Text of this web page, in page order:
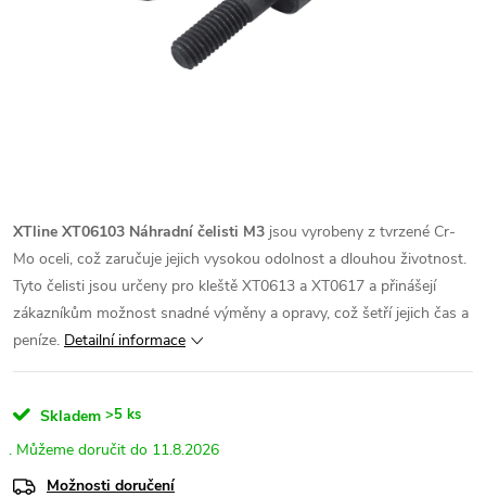
XTline XT06103 Náhradní čelisti M3 jsou vyrobeny z tvrzené Cr-
Mo oceli, což zaručuje jejich vysokou odolnost a dlouhou životnost.
Tyto čelisti jsou určeny pro kleště XT0613 a XT0617 a přinášejí
zákazníkům možnost snadné výměny a opravy, což šetří jejich čas a
peníze. Detailní informace
Skladem >5 ks
11.8.2026
Možnosti doručení